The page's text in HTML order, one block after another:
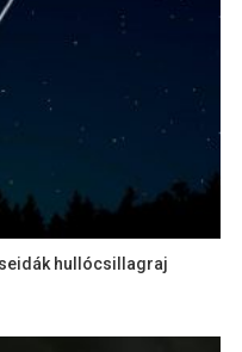
hullócsillagraj